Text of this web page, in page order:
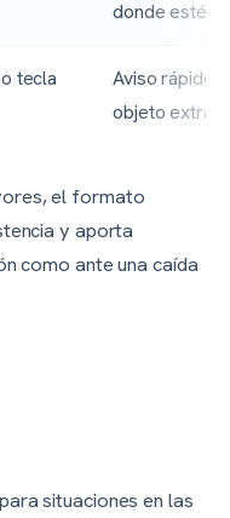
donde estés
tecla
Aviso rápido
objeto extra
el formato
y aporta
como ante una caída
situaciones en las